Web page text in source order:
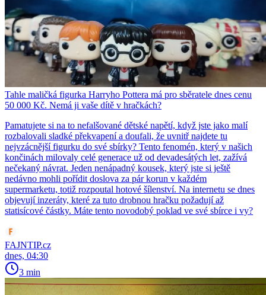
Tahle maličká figurka Harryho Pottera má pro sběratele dnes cenu
50 000 Kč. Nemá ji vaše dítě v hračkách?
Pamatujete si na to nefalšované dětské napětí, když jste jako malí
rozbalovali sladké překvapení a doufali, že uvnitř najdete tu
nejvzácnější figurku do své sbírky? Tento fenomén, který v našich
končinách milovaly celé generace už od devadesátých let, zažívá
nečekaný návrat. Jeden nenápadný kousek, který jste si ještě
nedávno mohli pořídit doslova za pár korun v každém
supermarketu, totiž rozpoutal hotové šílenství. Na internetu se dnes
objevují inzeráty, které za tuto drobnou hračku požadují až
statisícové částky. Máte tento novodobý poklad ve své sbírce i vy?
FAJNTIP.cz
dnes, 04:30
3 min